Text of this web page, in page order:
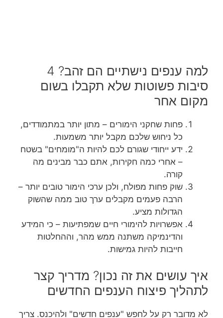
למה ענפים נישתיים הם זהב? 4
סיבות פשוטות שלא תקבלו בשום
מקום אחר
פחות שחקני הימורים – מתון יותר במתמודדים,
כל ניחוש שלכם מקבל יותר משמעות.
ידע ייחודי שגורם לכם להיות ה"מומחים" בשטח
– אחרי כמה חקירות, אתם כבר מבינים מה
קורה.
שוק פחות מפולח, ולכן ערכי הימור טובים יותר –
הרבה פעמים מקבלים ערך טוב ממה שהשוק
הגדולות מציע.
אפשרויות להימורי חיים שמפתיעות – כי המידע
והדינמיקה משתנה ממש מהר, וההחלטות
חייבות להיות גמישות.
איך עושים את זה נכון? מדריך קצר
לתהליך פיצוח הענפים החדשים
לא מדובר רק על לחפש "ענפים חדשים" ולהיכנס. צריך